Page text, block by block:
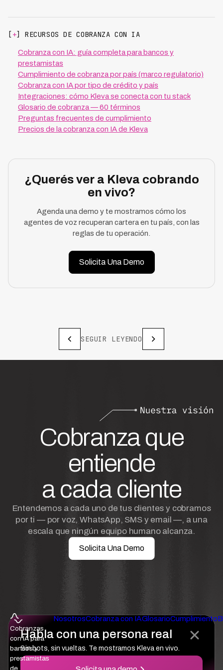
[ +] RECURSOS DE COBRANZA CON IA
Cobranza con IA: guía completa para bancos y
prestamistas
Cumplimiento de cobranza por país (marco regulatorio)
Cobranza con IA por tipo de crédito y país
Integraciones: cómo Kleva se conecta con tu stack
Glosario de cobranza — 60 términos
Preguntas frecuentes de cumplimiento
Precios de la cobranza con IA de Kleva
¿Querés ver a Kleva cobrando
en vivo?
Agenda una demo y te mostramos cómo los
agentes de voz recuperan cartera en tu país, con las
reglas de tu operación.
Solicita Una Demo
SEGUIR LEYENDO
Habla con una persona real
Sin bots, sin vueltas. Te mostramos Kleva en vivo.
Cobranza que
entiende
a cada cliente
Entendemos a cada uno de tus clientes y cobramos
por ti — por voz, WhatsApp, SMS y email —, a una
escala que ningún equipo humano alcanza.
Solicita Una Demo
Cobranzas
con IA para
bancos y
prestamistas
de
NosotrosCobranza con IAGlosarioCumplimiento